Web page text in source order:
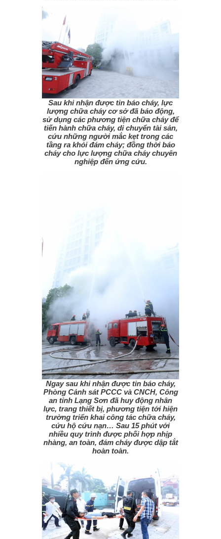
Sau khi nhận được tin báo cháy, lực
lượng chữa cháy cơ sở đã báo động,
sử dụng các phương tiện chữa cháy để
tiến hành chữa cháy, di chuyển tài sản,
cứu những người mắc kẹt trong các
tầng ra khỏi đám cháy; đồng thời báo
cháy cho lực lượng chữa cháy chuyên
nghiệp đến ứng cứu.
Ngay sau khi nhận được tin báo cháy,
Phòng Cảnh sát PCCC và CNCH, Công
an tỉnh Lạng Sơn đã huy động nhân
lực, trang thiết bị, phương tiện tới hiện
trường triển khai công tác chữa cháy,
cứu hộ cứu nạn… Sau 15 phút với
nhiều quy trình được phối hợp nhịp
nhàng, an toàn, đám cháy được dập tắt
hoàn toàn.